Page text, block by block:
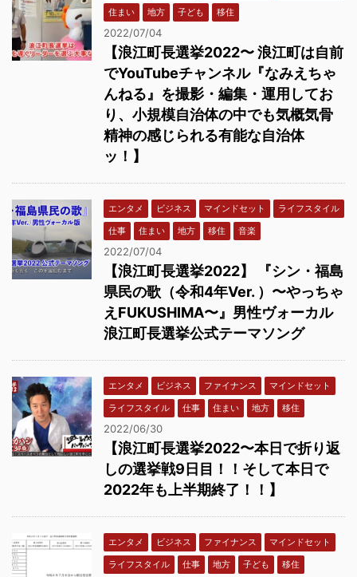
住まい
地方 子ども 移住
2022/07/04
【浪江町長選挙2022〜 浪江町は自前
でYouTubeチャンネル『なみえちゃ
んねる』を撮影・編集・運用してお
り、小規模自治体の中でも気概気骨
精神の感じられる有能な自治体
ッ！】
エンタメ ビジネス マインドセット
ライフスタイル
仕事
住まい 地方 移住 音楽
2022/07/04
【浪江町長選挙2022】 『シン・福島
県民の歌（令和4年Ver. ）〜やっちゃ
えFUKUSHIMA〜』男性ヴォーカル
浪江町長選挙公式テーマソング
エンタメ ビジネス ファイナンス
マインドセット
ライフスタイル
仕事 住まい 地方 移住
2022/06/30
【浪江町長選挙2022〜本日で折り返
しの選挙戦9日目！！そして本日で
2022年も上半期終了！！】
エンタメ ビジネス ファイナンス
マインドセット
ライフスタイル
仕事 地方 子ども 移住